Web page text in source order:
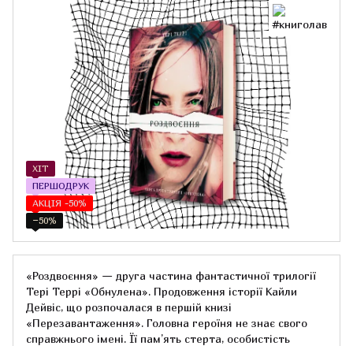
ХІТ
ПЕРШОДРУК
АКЦІЯ -50%
−50%
«Роздвоєння» — друга частина фантастичної трилогії
Тері Террі «Обнулена». Продовження історії Кайли
Дейвіс, що розпочалася в першій книзі
«Перезавантаження». Головна героїня не знає свого
справжнього імені. Її пам’ять стерта, особистість